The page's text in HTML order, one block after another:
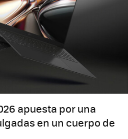
apuesta por una
en un cuerpo de